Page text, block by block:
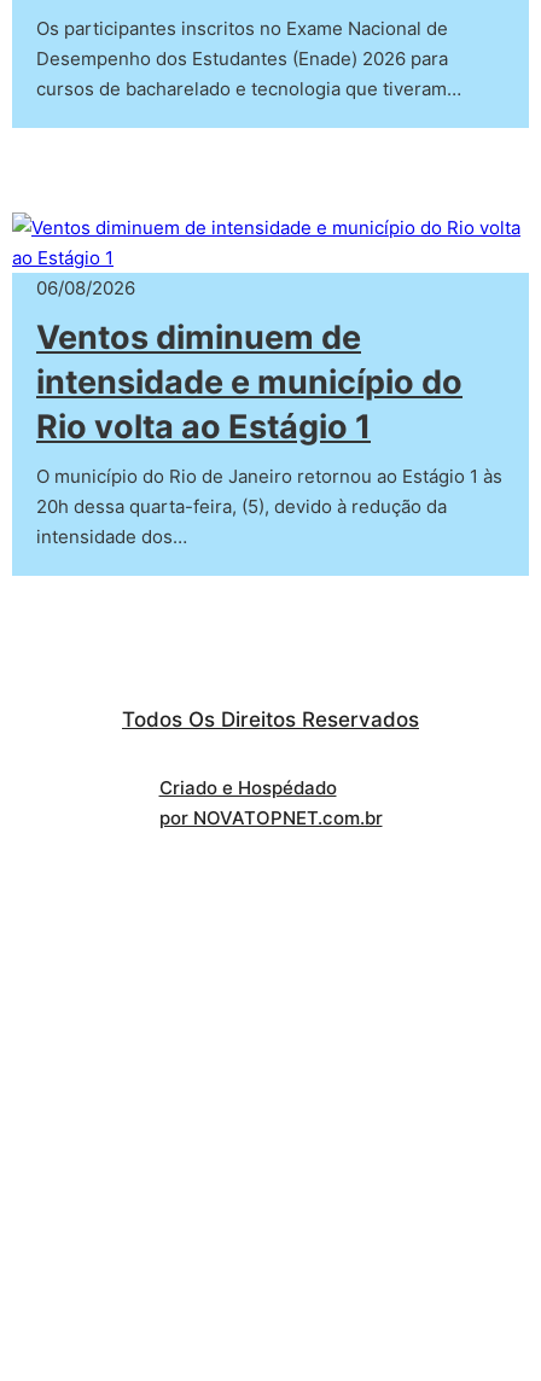
Os participantes inscritos no Exame Nacional de
Desempenho dos Estudantes (Enade) 2026 para
cursos de bacharelado e tecnologia que tiveram…
06/08/2026
Ventos diminuem de
intensidade e município do
Rio volta ao Estágio 1
O município do Rio de Janeiro retornou ao Estágio 1 às
20h dessa quarta-feira, (5), devido à redução da
intensidade dos…
Todos Os Direitos Reservados
Criado e Hospédado
por NOVATOPNET.com.br